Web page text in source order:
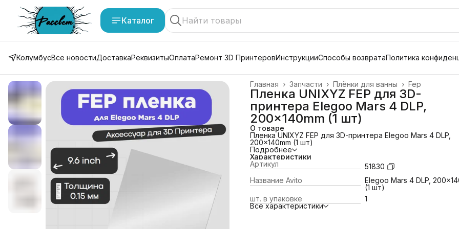
Каталог
КолумбусВсе новостиДоставкаРеквизитыОплатаРемонт 3D ПринтеровИнструкцииСпособы возвратаПолитика
Fep
Плёнки для ванны ›
Запчасти ›
Главная ›
Пленка UNIXYZ FEP для 3D-
принтера Elegoo Mars 4 DLP,
200x140mm (1 шт)
О товаре
Пленка UNIXYZ FEP для 3D-принтера Elegoo Mars 4 DLP,
200x140mm (1 шт)
Подробнее
Характеристики
Артикул
51830
Название Avito
Elegoo Mars 4 DLP,
(1 шт)
шт. в упаковке
1
Все характеристики